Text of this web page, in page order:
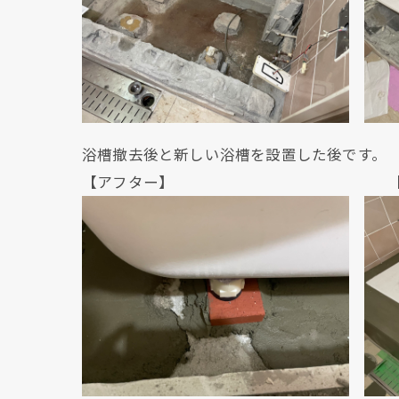
浴槽撤去後と新しい浴槽を設置した後です。
【アフター】 【アフ